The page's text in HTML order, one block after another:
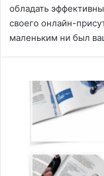
обладать
своего онлайн-
маленьким ни был